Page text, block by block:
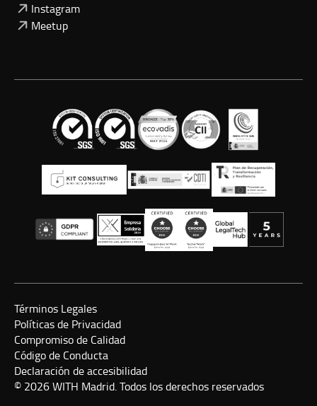
Instagram
Meetup
Términos Legales
Políticas de Privacidad
Compromiso de Calidad
Código de Conducta
Declaración de accesibilidad
© 2026 WITH Madrid. Todos los derechos reservados